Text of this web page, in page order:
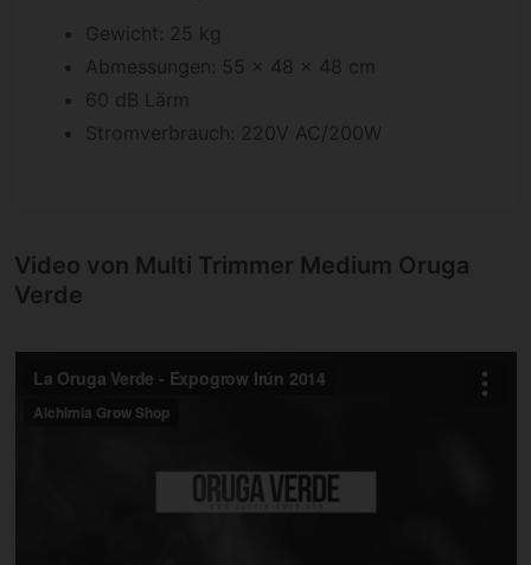
Gewicht: 25 kg
Abmessungen: 55 x 48 x 48 cm
60 dB Lärm
Stromverbrauch: 220V AC/200W
Video von Multi Trimmer Medium Oruga
Verde